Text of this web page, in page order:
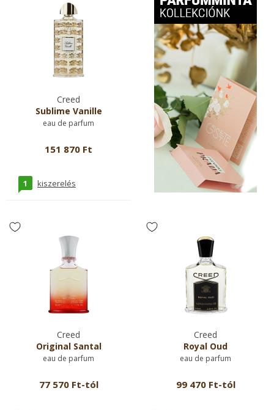
Creed
Sublime Vanille
eau de parfum
151 870 Ft
1 kiszerelés
Creed
Original Santal
eau de parfum
77 570 Ft-tól
Creed
Royal Oud
eau de parfum
99 470 Ft-tól